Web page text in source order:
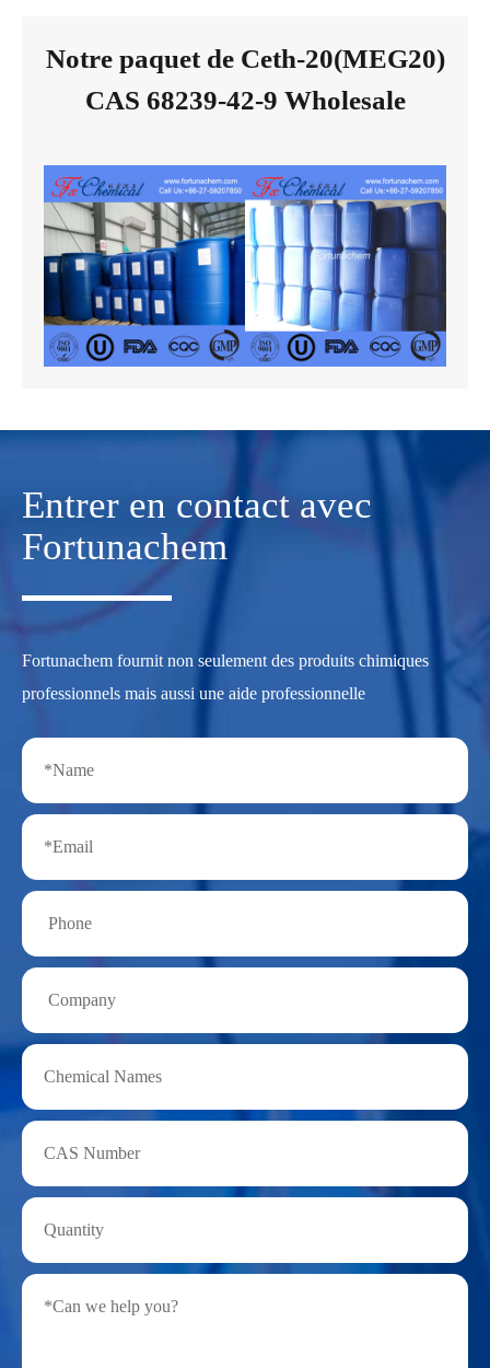
Notre paquet de Ceth-20(MEG20)
CAS 68239-42-9 Wholesale
Entrer en contact avec
Fortunachem
Fortunachem fournit non seulement des produits chimiques
professionnels mais aussi une aide professionnelle